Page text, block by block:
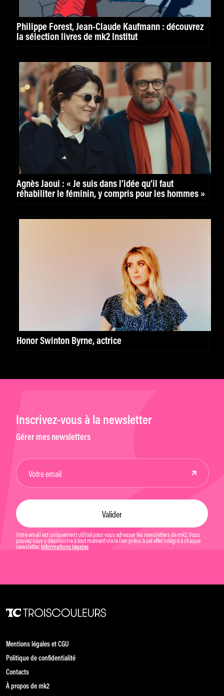
Philippe Forest, Jean-Claude Kaufmann : découvrez
la sélection livres de mk2 Institut
Agnès Jaoui : « Je suis dans l’idée qu’il faut
réhabiliter le féminin, y compris pour les hommes »
Honor Swinton Byrne, actrice
Inscrivez-vous à la newsletter
Gérer mes newsletters
Votre email est uniquement utilisé pour vous adresser les newsletters de mk2. Vous
pouvez vous y désinscrire à tout moment via le lien prévu à cet effet intégré à chaque
newsletter. Informations légales
Mentions légales et CGU
Politique de confidentialité
Contacts
À propos de mk2